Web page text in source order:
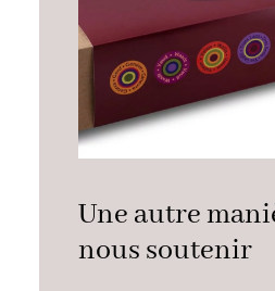
Une autre
nous soutenir